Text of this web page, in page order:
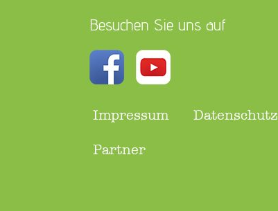
Besuchen Sie uns auf
Impressum Datenschutz
Partner